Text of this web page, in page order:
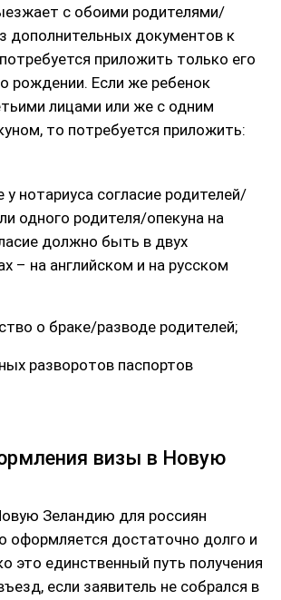
с обоими родителями/
дополнительных документов к
приложить только его
рождении. Если же ребенок
лицами или же с одним
то потребуется приложить:
у нотариуса согласие родителей/
одного родителя/опекуна на
должно быть в двух
– на английском и на русском
о браке/разводе родителей;
разворотов паспортов
визы в Новую
Зеландию для россиян
оформляется достаточно долго и
это единственный путь получения
если заявитель не собрался в